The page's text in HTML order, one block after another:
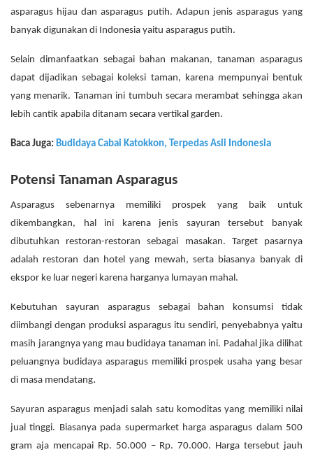
asparagus hijau dan asparagus putih. Adapun jenis asparagus yang
banyak digunakan di Indonesia yaitu asparagus putih.
Selain dimanfaatkan sebagai bahan makanan, tanaman asparagus
dapat dijadikan sebagai koleksi taman, karena mempunyai bentuk
yang menarik. Tanaman ini tumbuh secara merambat sehingga akan
lebih cantik apabila ditanam secara vertikal garden.
Baca Juga: Budidaya Cabai Katokkon, Terpedas Asli Indonesia
Potensi Tanaman Asparagus
Asparagus sebenarnya memiliki prospek yang baik untuk
dikembangkan, hal ini karena jenis sayuran tersebut banyak
dibutuhkan restoran-restoran sebagai masakan. Target pasarnya
adalah restoran dan hotel yang mewah, serta biasanya banyak di
ekspor ke luar negeri karena harganya lumayan mahal.
Kebutuhan sayuran asparagus sebagai bahan konsumsi tidak
diimbangi dengan produksi asparagus itu sendiri, penyebabnya yaitu
masih jarangnya yang mau budidaya tanaman ini. Padahal jika dilihat
peluangnya budidaya asparagus memiliki prospek usaha yang besar
di masa mendatang.
Sayuran asparagus menjadi salah satu komoditas yang memiliki nilai
jual tinggi. Biasanya pada supermarket harga asparagus dalam 500
gram aja mencapai Rp. 50.000 – Rp. 70.000. Harga tersebut jauh